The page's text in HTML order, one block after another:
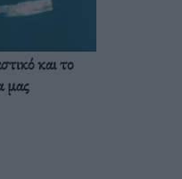
και το
μας